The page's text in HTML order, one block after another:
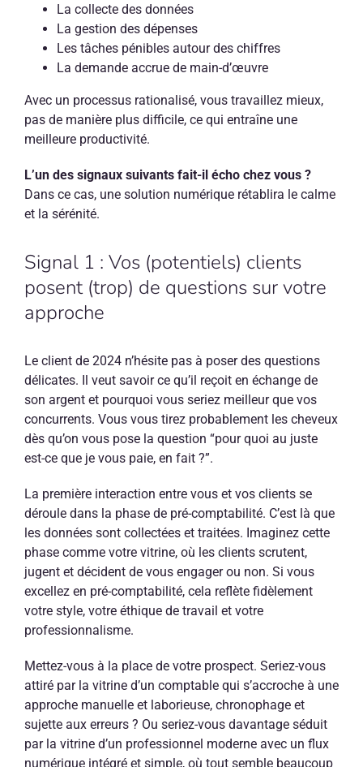
La collecte des données
La gestion des dépenses
Les tâches pénibles autour des chiffres
La demande accrue de main-d’œuvre
Avec un processus rationalisé, vous travaillez mieux,
pas de manière plus difficile, ce qui entraîne une
meilleure productivité.
L’un des signaux suivants fait-il écho chez vous ?
Dans ce cas, une solution numérique rétablira le calme
et la sérénité.
Signal 1 : Vos (potentiels) clients
posent (trop) de questions sur votre
approche
Le client de 2024 n’hésite pas à poser des questions
délicates. Il veut savoir ce qu’il reçoit en échange de
son argent et pourquoi vous seriez meilleur que vos
concurrents. Vous vous tirez probablement les cheveux
dès qu’on vous pose la question “pour quoi au juste
est-ce que je vous paie, en fait ?”.
La première interaction entre vous et vos clients se
déroule dans la phase de pré-comptabilité. C’est là que
les données sont collectées et traitées. Imaginez cette
phase comme votre vitrine, où les clients scrutent,
jugent et décident de vous engager ou non. Si vous
excellez en pré-comptabilité, cela reflète fidèlement
votre style, votre éthique de travail et votre
professionnalisme.
Mettez-vous à la place de votre prospect. Seriez-vous
attiré par la vitrine d’un comptable qui s’accroche à une
approche manuelle et laborieuse, chronophage et
sujette aux erreurs ? Ou seriez-vous davantage séduit
par la vitrine d’un professionnel moderne avec un flux
numérique intégré et simple, où tout semble beaucoup